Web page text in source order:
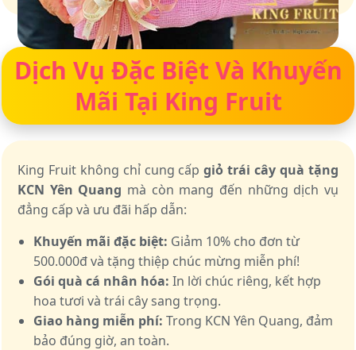
Dịch Vụ Đặc Biệt Và Khuyến
Mãi Tại King Fruit
King Fruit không chỉ cung cấpgiỏ trái cây quà tặng
KCN Yên Quang mà còn mang đến những dịch vụ
đẳng cấp và ưu đãi hấp dẫn:
Khuyến mãi đặc biệt: Giảm 10% cho đơn từ
500.000đ và tặng thiệp chúc mừng miễn phí!
Gói quà cá nhân hóa: In lời chúc riêng, kết hợp
hoa tươi và trái cây sang trọng.
Giao hàng miễn phí: Trong KCN Yên Quang, đảm
bảo đúng giờ, an toàn.